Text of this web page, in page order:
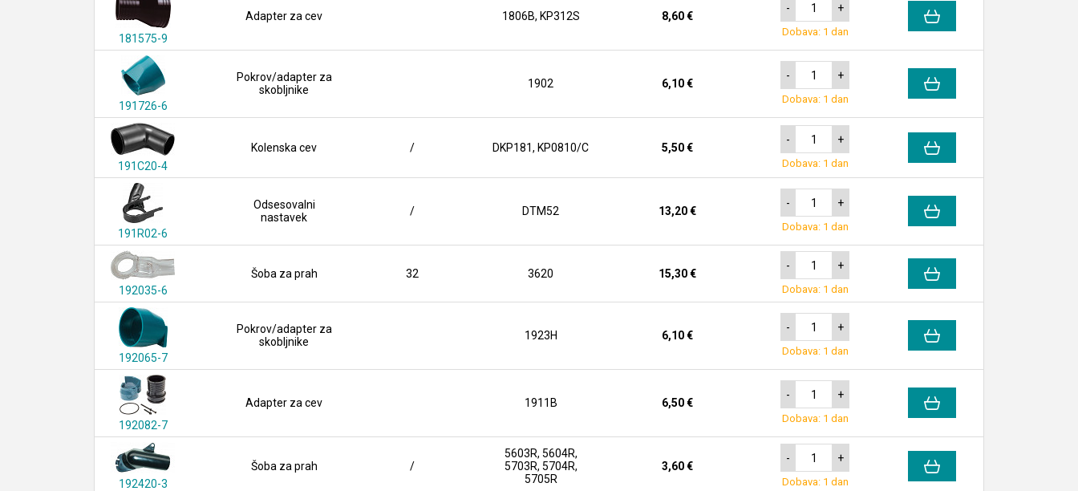
181575-9
Adapter za cev 1806B, KP312S 8,60 €
- +
Dobava: 1 dan
191726-6
Pokrov/adapter za
skobljnike
1902 6,10 €
- +
Dobava: 1 dan
191C20-4
Kolenska cev / DKP181, KP0810/C 5,50 €
- +
Dobava: 1 dan
191R02-6
Odsesovalni
nastavek
/ DTM52 13,20 €
- +
Dobava: 1 dan
192035-6
Šoba za prah 32 3620 15,30 €
- +
Dobava: 1 dan
192065-7
Pokrov/adapter za
skobljnike
1923H 6,10 €
- +
Dobava: 1 dan
192082-7
Adapter za cev 1911B 6,50 €
- +
Dobava: 1 dan
192420-3
Šoba za prah /
5603R, 5604R,
5703R, 5704R,
5705R
3,60 €
- +
Dobava: 1 dan